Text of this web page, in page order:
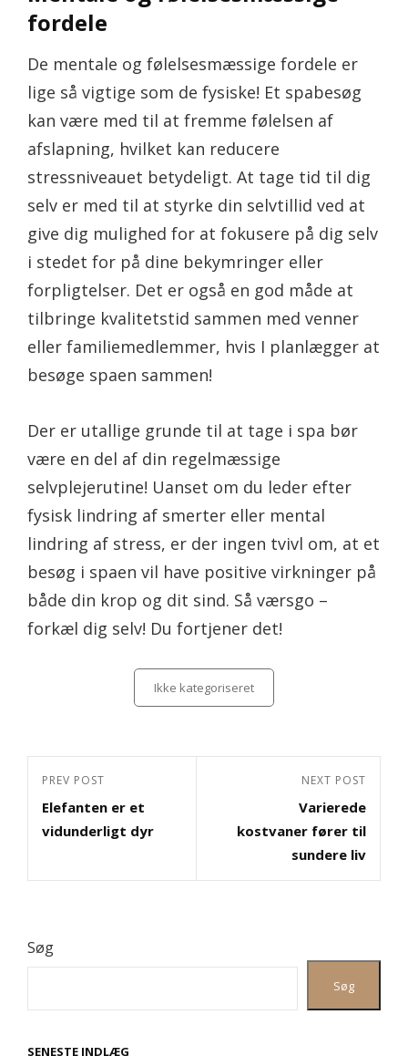
fordele
De mentale og følelsesmæssige fordele er
lige så vigtige som de fysiske! Et spabesøg
kan være med til at fremme følelsen af
afslapning, hvilket kan reducere
stressniveauet betydeligt. At tage tid til dig
selv er med til at styrke din selvtillid ved at
give dig mulighed for at fokusere på dig selv
i stedet for på dine bekymringer eller
forpligtelser. Det er også en god måde at
tilbringe kvalitetstid sammen med venner
eller familiemedlemmer, hvis I planlægger at
besøge spaen sammen!
Der er utallige grunde til at tage i spa bør
være en del af din regelmæssige
selvplejerutine! Uanset om du leder efter
fysisk lindring af smerter eller mental
lindring af stress, er der ingen tvivl om, at et
besøg i spaen vil have positive virkninger på
både din krop og dit sind. Så værsgo –
forkæl dig selv! Du fortjener det!
Ikke kategoriseret
Indlægsnavigation
Previous
Post
PREV POST
Elefanten er et
vidunderligt dyr
NEXT POST
Varierede
kostvaner fører til
sundere liv
Søg
Søg
SENESTE INDLÆG